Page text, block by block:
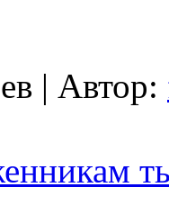
| Автор: